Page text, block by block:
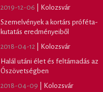
2019-12-06 | Kolozsvár
Szemelvények a kortárs próféta-
kutatás eredményeiből
2018-04-12 | Kolozsvár
Halál utáni élet és feltámadás az
Ószövetségben
2018-04-09 | Kolozsvár